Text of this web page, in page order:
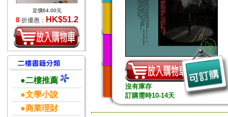
定價64.00元
8 折優惠： HK$51.2
●二樓推薦
●文學小說
●商業理財
沒有庫存
訂購需時10-14天